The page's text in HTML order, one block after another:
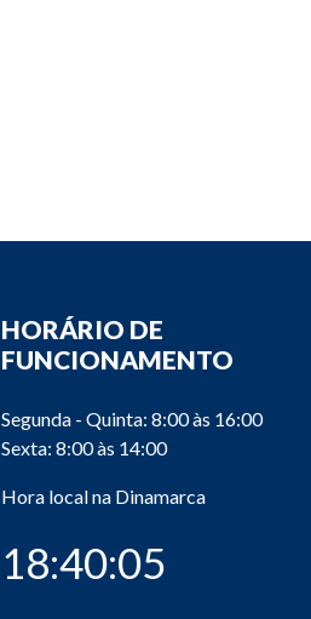
HORÁRIO DE
FUNCIONAMENTO
Segunda - Quinta: 8:00 às 16:00
Sexta: 8:00 às 14:00
Hora local na Dinamarca
18:40:05